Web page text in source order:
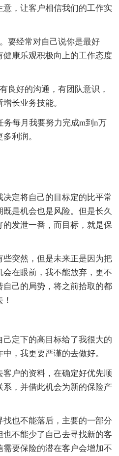
，让客户相信我们的工作实
要经常对自己说你是最好
康乐观积极向上的工作态度
良好的沟通，有团队意识，
长业务技能。
务每月我要努力完成m到n万
利润。
定将自己的目标定的比平常
是机会也是风险。但是长久
发泄一番，而目标，就是保
突然，但是未来正是因为把
在眼前，我不能放弃，更不
己的局势，将之前拾取的都
定下的高目标给了我很大的
，我更要严谨的去做好。
户的资料，在确定好优先顺
，并借此机会为新的保险产
也不能落后，主要的一部分
不能少了自己去寻找新的客
需要保险的潜在客户会增加不